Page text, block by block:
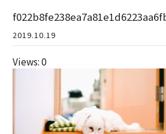
2019.10.19
Views: 0